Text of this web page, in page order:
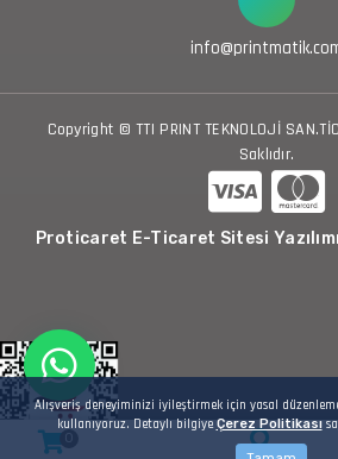
0
Alışveriş deneyiminizi iyileştirmek için yasal
kullanıyoruz. Detaylı bilgiyeÇerez Politikası
Copyright © TTI PRINT TEKNOLOJİ
Saklıdır.
Proticaret E-Ticaret Sitesi